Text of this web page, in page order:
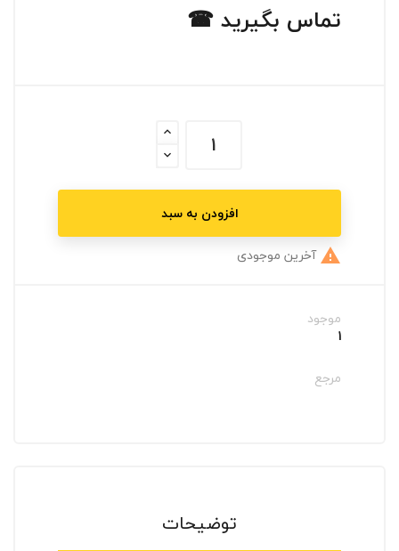
تماس بگیرید ☎
افزودن به سبد
 آخرین موجودی
موجود
1
مرجع
توضیحات